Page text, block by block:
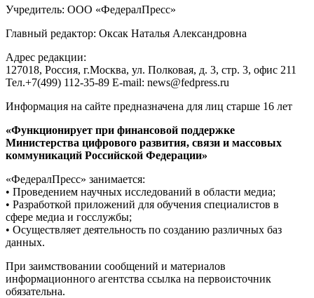
Учредитель: ООО «ФедералПресс»
Главный редактор: Оксак Наталья Александровна
Адрес редакции:
127018, Россия, г.Москва, ул. Полковая, д. 3, стр. 3, офис 211
Тел.+7(499) 112-35-89 E-mail: news@fedpress.ru
Информация на сайте предназначена для лиц старше 16 лет
«Функционирует при финансовой поддержке
Министерства цифрового развития, связи и массовых
коммуникаций Российской Федерации»
«ФедералПресс» занимается:
• Проведением научных исследований в области медиа;
• Разработкой приложений для обучения специалистов в
сфере медиа и госслужбы;
• Осуществляет деятельность по созданию различных баз
данных.
При заимствовании сообщений и материалов
информационного агентства ссылка на первоисточник
обязательна.